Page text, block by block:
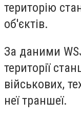
територію
об'єктів.
За даними
території
військових,
неї траншеї.